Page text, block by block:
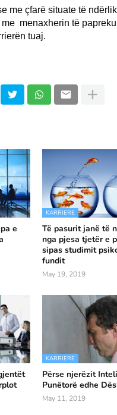
me çfarë situate të
me menaxherin të
tuaj.
e
KARRIERE
Të pasurit janë të
nga pjesa tjetër e
sipas studimit
fundit
May 19, 2019
KARRIERE
Përse njerëzit
Punëtorë edhe
May 11, 2019